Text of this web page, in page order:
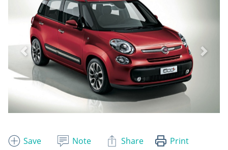
Save Note Share Print